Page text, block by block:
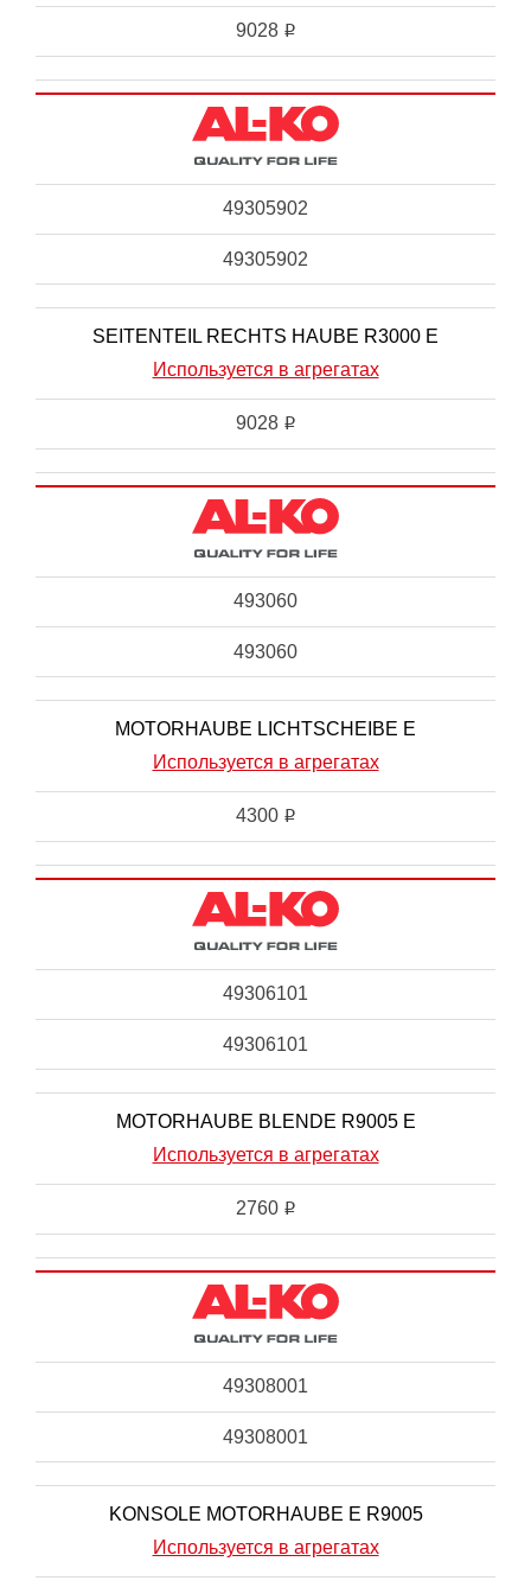
9028 i
49305902
49305902
SEITENTEIL RECHTS HAUBE R3000 E
Используется в агрегатах
9028 i
493060
493060
MOTORHAUBE LICHTSCHEIBE E
Используется в агрегатах
4300 i
49306101
49306101
MOTORHAUBE BLENDE R9005 E
Используется в агрегатах
2760 i
49308001
49308001
KONSOLE MOTORHAUBE E R9005
Используется в агрегатах